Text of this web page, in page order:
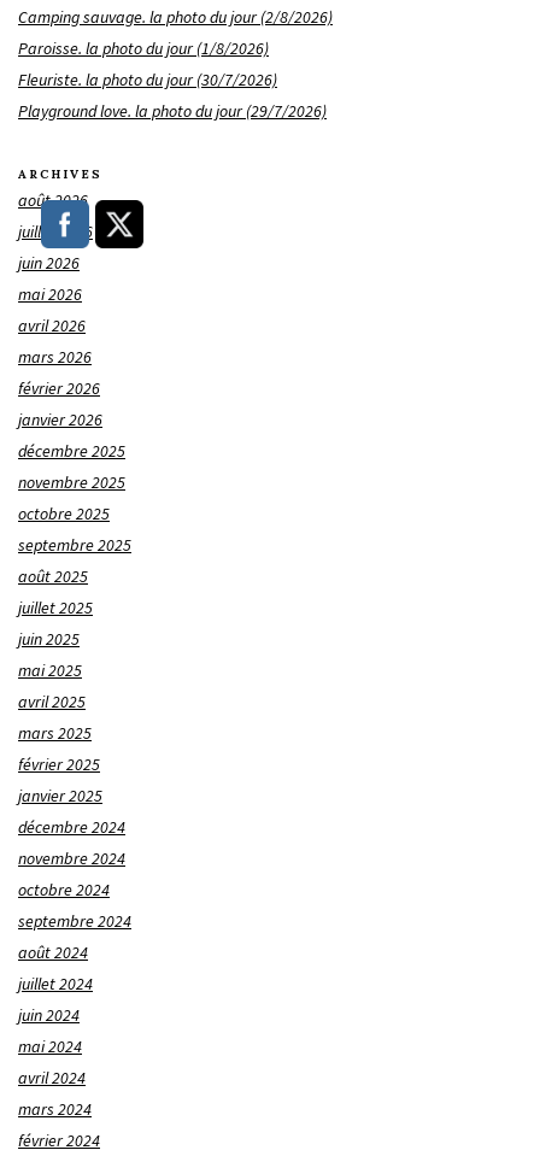
Camping sauvage. la photo du jour (2/8/2026)
Paroisse. la photo du jour (1/8/2026)
Fleuriste. la photo du jour (30/7/2026)
Playground love. la photo du jour (29/7/2026)
ARCHIVES
août 2026
juillet 2026
juin 2026
mai 2026
avril 2026
mars 2026
février 2026
janvier 2026
décembre 2025
novembre 2025
octobre 2025
septembre 2025
août 2025
juillet 2025
juin 2025
mai 2025
avril 2025
mars 2025
février 2025
janvier 2025
décembre 2024
novembre 2024
octobre 2024
septembre 2024
août 2024
juillet 2024
juin 2024
mai 2024
avril 2024
mars 2024
février 2024